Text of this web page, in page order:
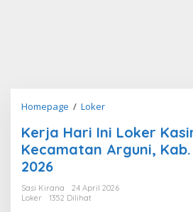
Homepage / LokerKerja
Ini
Loker
di
Kerja Hari Ini Loker
Kecamatan Arguni, Kab.
2026
Sasi Kirana
24 April 2026
Loker
1352 Dilihat